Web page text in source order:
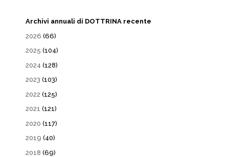
Archivi annuali di DOTTRINA recente
2026 (66)
2025 (104)
2024 (128)
2023 (103)
2022 (125)
2021 (121)
2020 (117)
2019 (40)
2018 (69)